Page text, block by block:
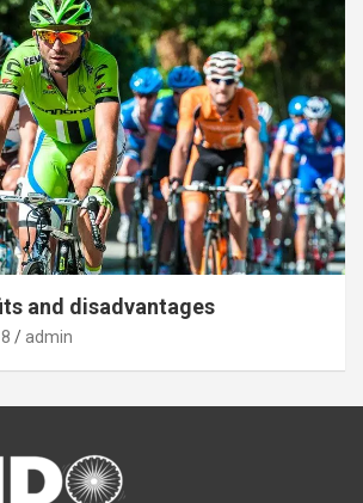
and disadvantages
admin